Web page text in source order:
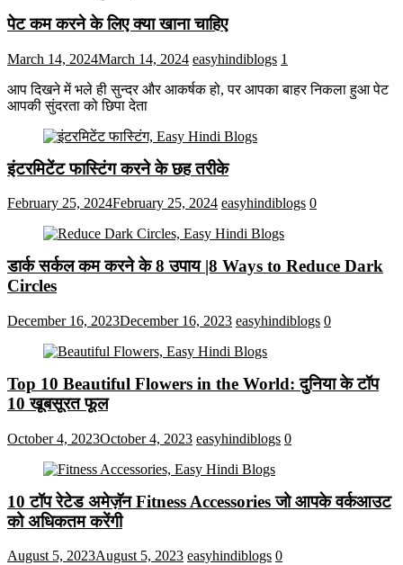
पेट कम करने के लिए क्या खाना चाहिए
March 14, 2024March 14, 2024 easyhindiblogs 1
आप दिखने में भले ही सुन्दर और आकर्षक हो, पर आपका बाहर निकला हुआ पेट
आपकी सुंदरता को छिपा देता
इंटरमिटेंट फास्टिंग करने के छह तरीके
February 25, 2024February 25, 2024 easyhindiblogs 0
डार्क सर्कल कम करने के 8 उपाय |8 Ways to Reduce Dark
Circles
December 16, 2023December 16, 2023 easyhindiblogs 0
Top 10 Beautiful Flowers in the World: दुनिया के टॉप
10 खूबसूरत फूल
October 4, 2023October 4, 2023 easyhindiblogs 0
10 टॉप रेटेड अमेज़ॅन Fitness Accessories जो आपके वर्कआउट
को अधिकतम करेंगी
August 5, 2023August 5, 2023 easyhindiblogs 0